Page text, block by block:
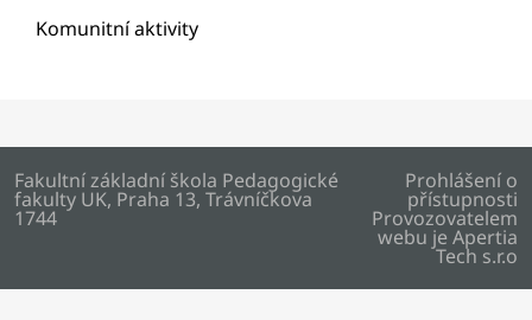
Komunitní aktivity
Fakultní základní škola Pedagogické
fakulty UK, Praha 13, Trávníčkova
1744
Prohlášení o
přístupnosti
Provozovatelem
webu je Apertia
Tech s.r.o